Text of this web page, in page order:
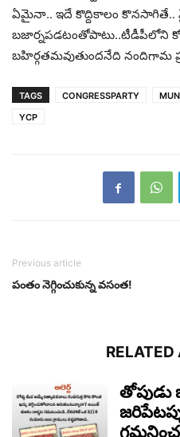
ఏమైనా.. ఇదే కొద్దికాలం కొన‌సాగితే..
బజార్న‌ప‌డ‌టంతోపాటు..టీడీపీలోని
బ‌హిర్గ‌త‌మ‌వుతుంద‌నేది నందిగామ
TAGS CONGRESSPARTY
YCP
Previous article
పంతం నెగ్గించుకున్న వ‌సంత‌!
RELATED
తోపుడు